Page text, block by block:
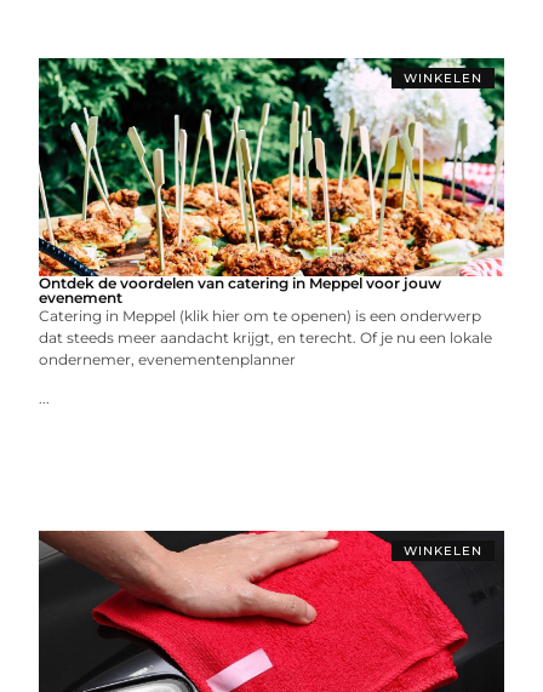
WINKELEN
Ontdek de voordelen van catering in Meppel voor jouw
evenement
Catering in Meppel (klik hier om te openen) is een onderwerp
dat steeds meer aandacht krijgt, en terecht. Of je nu een lokale
ondernemer, evenementenplanner
...
WINKELEN